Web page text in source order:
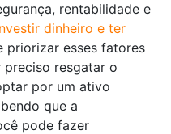
rentabilidade e
dinheiro e ter
priorizar esses fatores
preciso resgatar o
por um ativo
que a
pode fazer